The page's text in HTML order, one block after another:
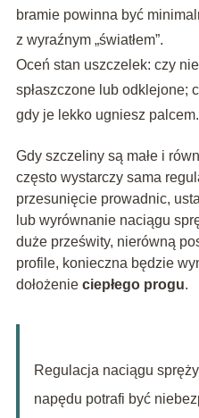
bramie powinna być
z wyraźnym „światłem”.
Oceń stan uszczelek: czy
spłaszczone lub odklejone;
gdy je lekko ugniesz palcem.
Gdy szczeliny są małe i
często wystarczy sama
przesunięcie prowadnic,
lub wyrównanie naciągu
duże prześwity, nierówną
profile, konieczna będzie
dołożenie ciepłego progu.
Regulacja naciągu
napędu potrafi być